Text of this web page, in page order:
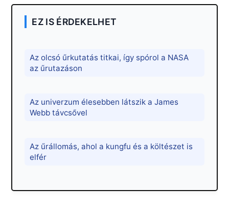
EZ IS ÉRDEKELHET
Az olcsó űrkutatás titkai, így spórol a NASA
az űrutazáson
Az univerzum élesebben látszik a James
Webb távcsővel
Az űrállomás, ahol a kungfu és a költészet is
elfér